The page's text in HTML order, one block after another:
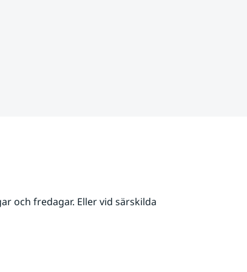
och fredagar. Eller vid särskilda